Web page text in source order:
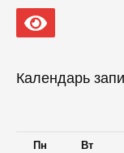
Кургане
кКалендарь
Пн Вт